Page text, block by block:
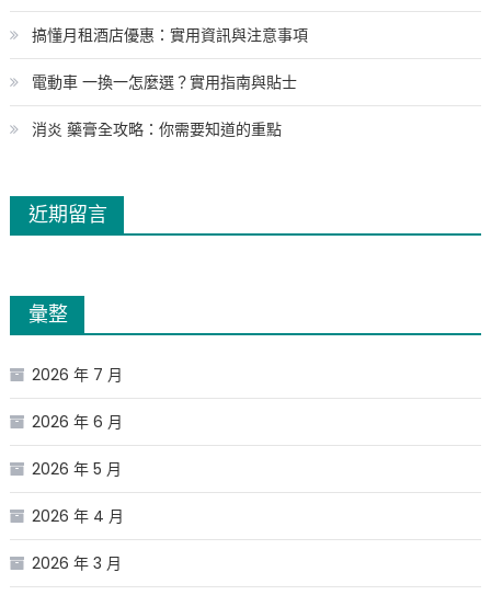
搞懂月租酒店優惠：實用資訊與注意事項
電動車 一換一怎麼選？實用指南與貼士
消炎 藥膏全攻略：你需要知道的重點
近期留言
彙整
2026 年 7 月
2026 年 6 月
2026 年 5 月
2026 年 4 月
2026 年 3 月